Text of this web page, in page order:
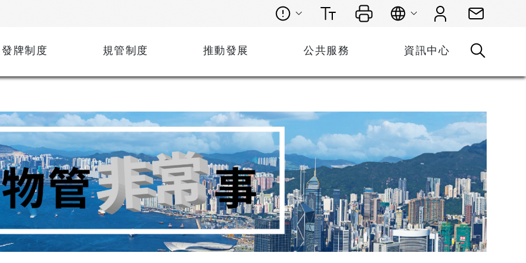
發牌制度 規管制度 推動發展 公共服務 資訊中心